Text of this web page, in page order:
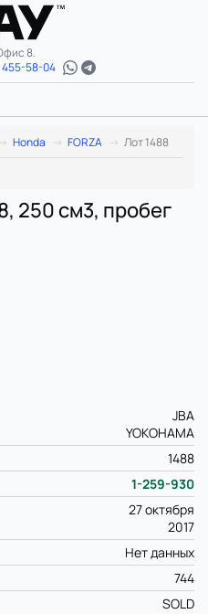
8.
455-58-04
Honda FORZA
Лот 1488
250 см3, пробег
JBA
YOKOHAMA
1488
1-259-930
27 октября
2017
Нет данных
744
SOLD